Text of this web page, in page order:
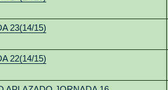
23(14/15)
22(14/15)